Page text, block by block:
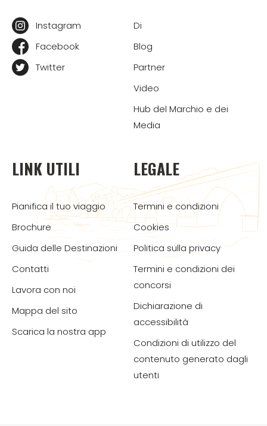
Instagram
Facebook
Twitter
Di
Blog
Partner
Video
Hub del Marchio e dei
Media
LINK UTILI
Pianifica il tuo viaggio
Brochure
Guida delle Destinazioni
Contatti
Lavora con noi
Mappa del sito
Scarica la nostra app
LEGALE
Termini e condizioni
Cookies
Politica sulla privacy
Termini e condizioni dei
concorsi
Dichiarazione di
accessibilità
Condizioni di utilizzo del
contenuto generato dagli
utenti